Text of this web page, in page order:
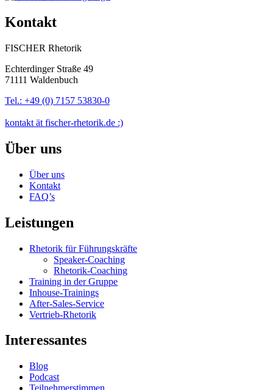
Kontakt
FISCHER Rhetorik
Echterdinger Straße 49
71111 Waldenbuch
Tel.: +49 (0) 7157 53830-0
kontakt ät fischer-rhetorik.de :)
Über uns
Über uns
Kontakt
FAQ’s
Leistungen
Rhetorik für Führungskräfte
Speaker-Coaching
Rhetorik-Coaching
Training in der Gruppe
Inhouse-Trainings
After-Sales-Service
Vertrieb-Rhetorik
Interessantes
Blog
Podcast